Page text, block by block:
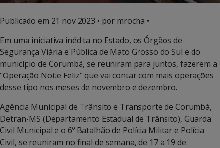
Publicado em 21 nov 2023 • por mrocha •
Em uma iniciativa inédita no Estado, os Órgãos de
Segurança Viária e Pública de Mato Grosso do Sul e do
município de Corumbá, se reuniram para juntos, fazerem a
“Operação Noite Feliz” que vai contar com mais operações
desse tipo nos meses de novembro e dezembro.
Agência Municipal de Trânsito e Transporte de Corumbá,
Detran-MS (Departamento Estadual de Trânsito), Guarda
Civil Municipal e o 6º Batalhão de Polícia Militar e Polícia
Civil, se reuniram no final de semana, de 17 a 19 de